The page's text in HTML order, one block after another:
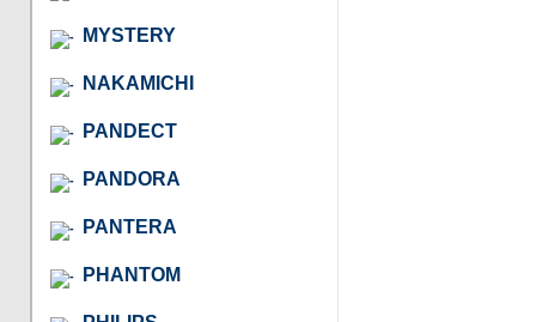
MYSTERY
NAKAMICHI
PANDECT
PANDORA
PANTERA
PHANTOM